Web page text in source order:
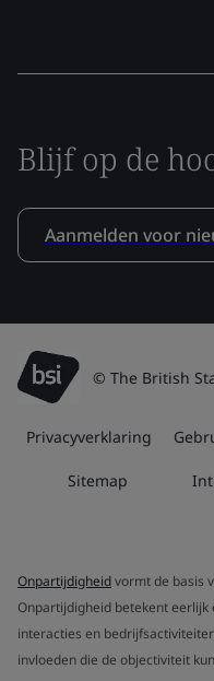
Blijf op de
Aanmelden voor
© The British
Privacyverklaring
Sitemap
Onpartijdigheidvormt de basis
Onpartijdigheid betekent
interacties en
invloeden die de objectiviteit